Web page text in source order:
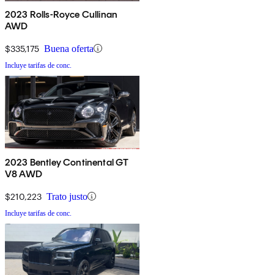
2023 Rolls-Royce Cullinan
AWD
$335,175 Buena oferta
Incluye tarifas de conc.
2023 Bentley Continental GT
V8 AWD
$210,223 Trato justo
Incluye tarifas de conc.